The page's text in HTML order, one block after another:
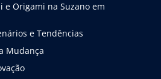
e Origami na Suzano em
e Tendências
Mudança